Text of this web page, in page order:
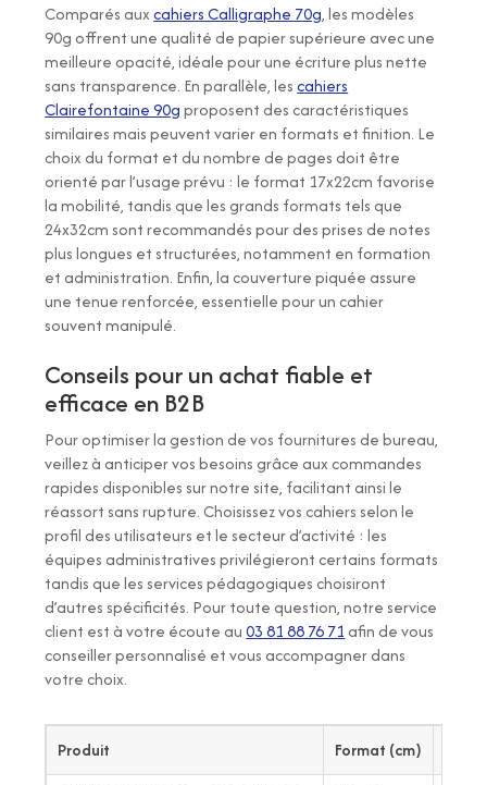
Comparés auxcahiers Calligraphe 70g, les modèles
90g offrent une qualité de papier supérieure avec une
meilleure opacité, idéale pour une écriture plus nette
sans transparence. En parallèle, lescahiers
Clairefontaine 90gproposent des caractéristiques
similaires mais peuvent varier en formats et finition. Le
choix du format et du nombre de pages doit être
orienté par l’usage prévu : le format 17x22cm favorise
la mobilité, tandis que les grands formats tels que
24x32cm sont recommandés pour des prises de notes
plus longues et structurées, notamment en formation
et administration. Enfin, la couverture piquée assure
une tenue renforcée, essentielle pour un cahier
souvent manipulé.
Conseils pour un achat fiable et
efficace en B2B
Pour optimiser la gestion de vos fournitures de bureau,
veillez à anticiper vos besoins grâce aux commandes
rapides disponibles sur notre site, facilitant ainsi le
réassort sans rupture. Choisissez vos cahiers selon le
profil des utilisateurs et le secteur d’activité : les
équipes administratives privilégieront certains formats
tandis que les services pédagogiques choisiront
d’autres spécificités. Pour toute question, notre service
client est à votre écoute au03 81 88 76 71afin de vous
conseiller personnalisé et vous accompagner dans
votre choix.
Produit Format (cm)